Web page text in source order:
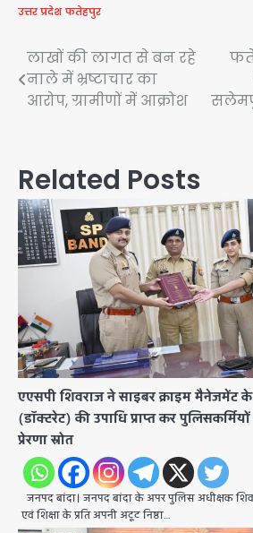
उत्तर प्रदेश फतेहपुर
Post
navigation
लाखों की लागत से बन रहे
नाले में भ्रष्टाचार का
आरोप, ग्रामीणों में आक्रोश
Related Posts
एएसपी शिवराज ने साइबर क्राइम मैनेजमेंट के
(डॉक्टरेट) की उपाधि प्राप्त कर
प्रेरणा स्रोत
जनपद बांदा। जनपद बांदा के अपर पुलिस अधीक्षक
एवं शिक्षा के प्रति अपनी अटूट निष्ठा…